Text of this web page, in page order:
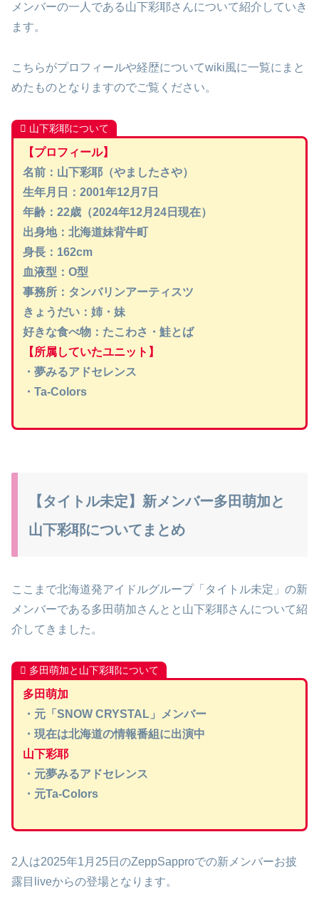
メンバーの一人である山下彩耶さんについて紹介していき
ます。
こちらがプロフィールや経歴についてwiki風に一覧にまと
めたものとなりますのでご覧ください。
山下彩耶について
【プロフィール】
名前：山下彩耶（やましたさや）
生年月日：2001年12月7日
年齢：22歳（2024年12月24日現在）
出身地：北海道妹背牛町
身長：162cm
血液型：O型
事務所：タンバリンアーティスツ
きょうだい：姉・妹
好きな食べ物：たこわさ・鮭とば
【所属していたユニット】
・夢みるアドセレンス
・Ta-Colors
【タイトル未定】新メンバー多田萌加と
山下彩耶についてまとめ
ここまで北海道発アイドルグループ「タイトル未定」の新
メンバーである多田萌加さんとと山下彩耶さんについて紹
介してきました。
多田萌加と山下彩耶について
多田萌加
・元「SNOW CRYSTAL」メンバー
・現在は北海道の情報番組に出演中
山下彩耶
・元夢みるアドセレンス
・元Ta-Colors
2人は2025年1月25日のZeppSapproでの新メンバーお披
露目liveからの登場となります。